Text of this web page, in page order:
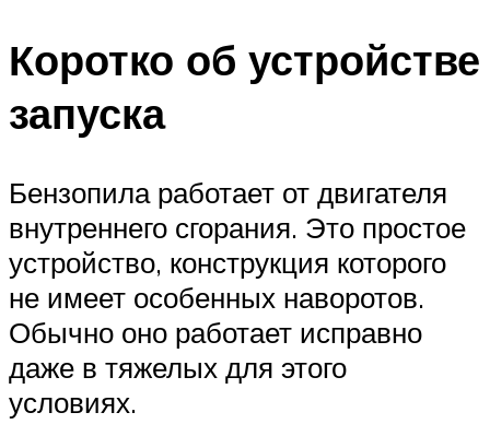
Коротко об устройстве
запуска
Бензопила работает от двигателя
внутреннего сгорания. Это простое
устройство, конструкция которого
не имеет особенных наворотов.
Обычно оно работает исправно
даже в тяжелых для этого
условиях.